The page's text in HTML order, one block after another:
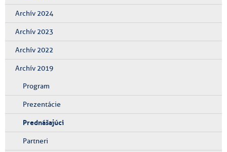
Archív 2024
Archív 2023
Archív 2022
Archív 2019
Program
Prezentácie
Prednášajúci
Partneri